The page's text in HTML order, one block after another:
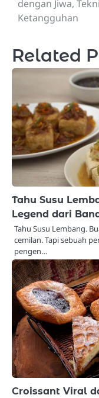
dengan Jiwa,
Ketangguhan
Related
Tahu Susu
Legend dari
Tahu Susu Lembang.
cemilan. Tapi sebuah
pengen…
Croissant Viral